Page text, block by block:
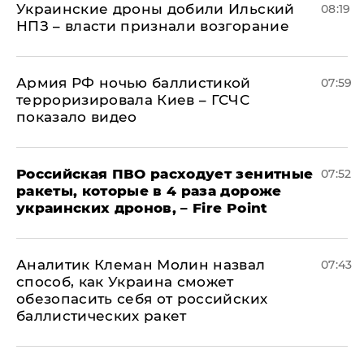
Украинские дроны добили Ильский
НПЗ – власти признали возгорание
08:19
Армия РФ ночью баллистикой
терроризировала Киев – ГСЧС
показало видео
07:59
Российская ПВО расходует зенитные
ракеты, которые в 4 раза дороже
украинских дронов, – Fire Point
07:52
Аналитик Клеман Молин назвал
способ, как Украина сможет
обезопасить себя от российских
баллистических ракет
07:43